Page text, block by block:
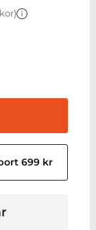
699 kr